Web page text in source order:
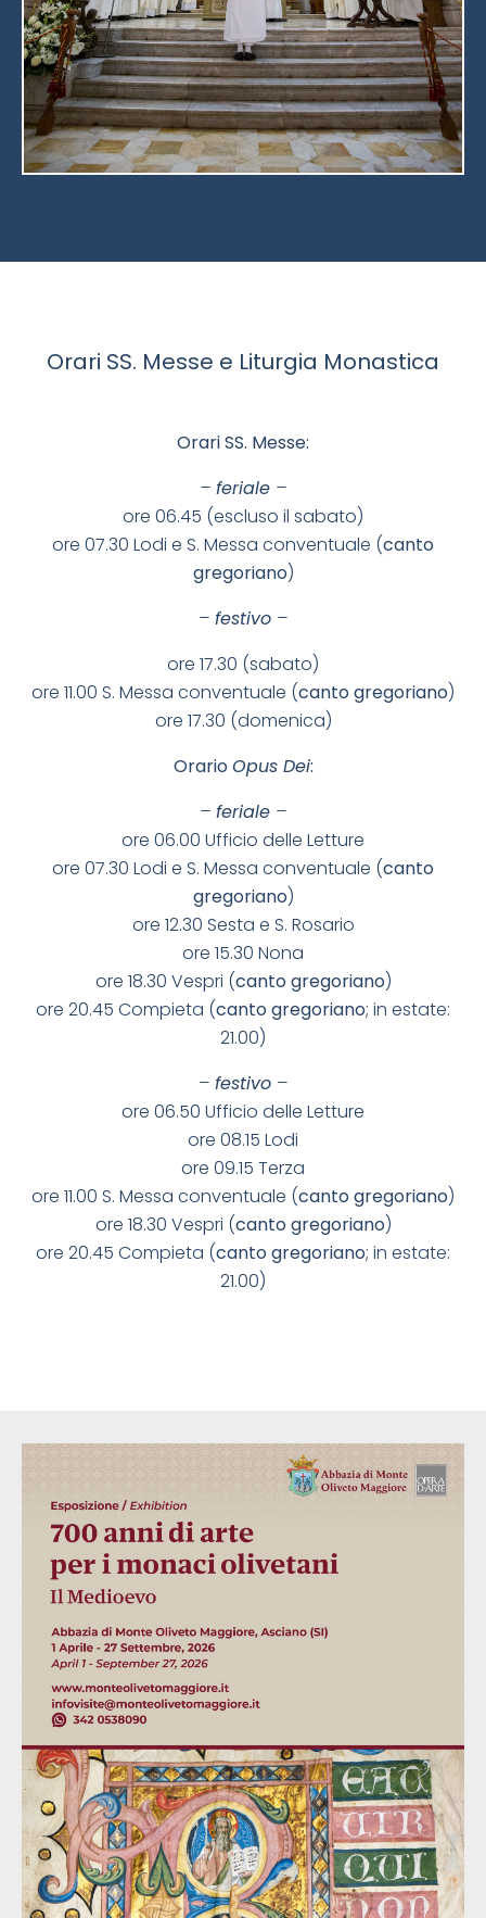
Orari SS. Messe e Liturgia Monastica
Orari SS. Messe:
– feriale –
ore 06.45 (escluso il sabato)
ore 07.30 Lodi e S. Messa conventuale (canto
gregoriano)
– festivo –
ore 17.30 (sabato)
ore 11.00 S. Messa conventuale (canto gregoriano)
ore 17.30 (domenica)
OrarioOpus Dei:
– feriale –
ore 06.00 Ufficio delle Letture
ore 07.30 Lodi e S. Messa conventuale (canto
gregoriano)
ore 12.30 Sesta e S. Rosario
ore 15.30 Nona
ore 18.30 Vespri (canto gregoriano)
ore 20.45 Compieta (canto gregoriano; in estate:
21.00)
– festivo –
ore 06.50 Ufficio delle Letture
ore 08.15 Lodi
ore 09.15 Terza
ore 11.00 S. Messa conventuale (canto gregoriano)
ore 18.30 Vespri (canto gregoriano)
ore 20.45 Compieta (canto gregoriano; in estate:
21.00)